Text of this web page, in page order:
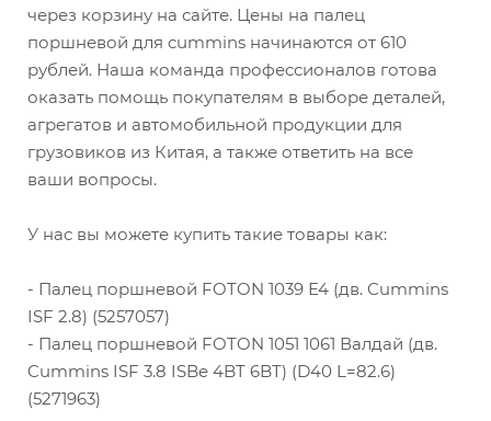
через корзину на сайте. Цены на палец
поршневой для cummins начинаются от 610
рублей. Наша команда профессионалов готова
оказать помощь покупателям в выборе деталей,
агрегатов и автомобильной продукции для
грузовиков из Китая, а также ответить на все
ваши вопросы.
У нас вы можете купить такие товары как:
- Палец поршневой FOTON 1039 Е4 (дв. Cummins
ISF 2.8) (5257057)
- Палец поршневой FOTON 1051 1061 Валдай (дв.
Cummins ISF 3.8 ISBe 4BT 6BT) (D40 L=82.6)
(5271963)